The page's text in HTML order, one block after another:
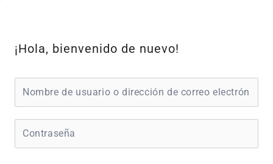
contenido
¡Hola, bienvenido de nuevo!